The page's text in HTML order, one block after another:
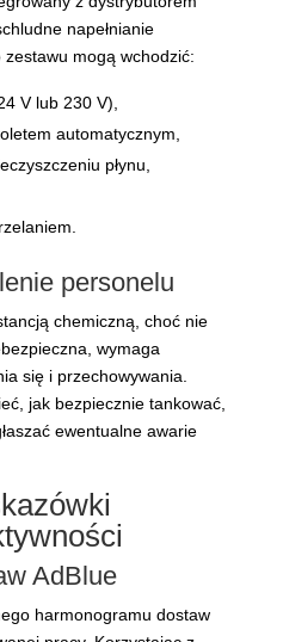
napełnianie
zestawu mogą wchodzić:
V lub 230 V),
automatycznym,
płynu,
personelu
chemiczną, choć nie
wymaga
się i przechowywania.
jak bezpiecznie tankować,
ewentualne awarie
AdBlue
harmonogramu dostaw